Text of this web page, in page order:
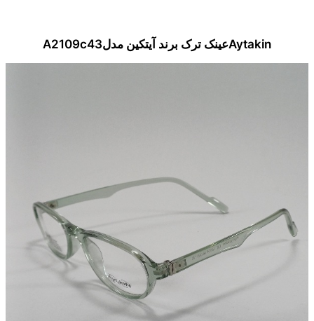
Aytakinعینک ترک برند آیتکین مدلA2109c43